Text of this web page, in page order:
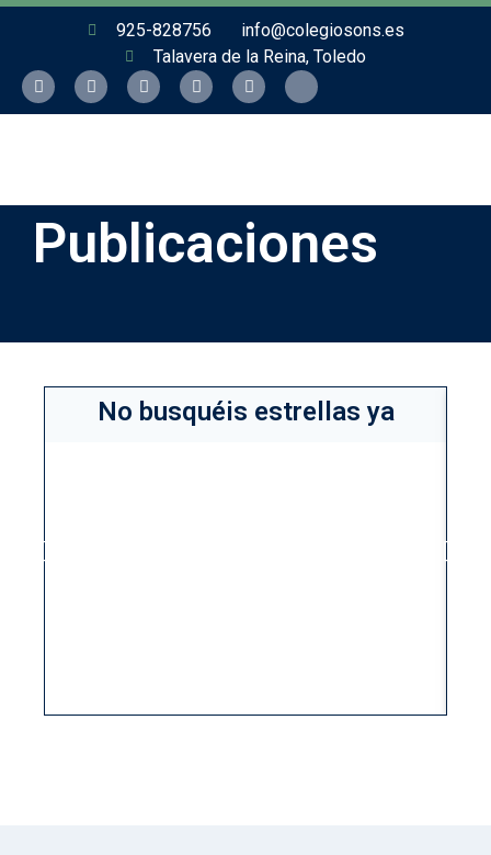
925-828756
info@colegiosons.es
Talavera de la Reina, Toledo
Publicaciones
No busquéis estrellas ya